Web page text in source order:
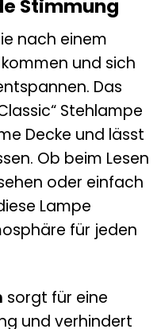
Stimmung
nach einem
und sich
Das
Stehlampe
Decke und lässt
Ob beim Lesen
oder einfach
Lampe
für jeden
sorgt für eine
und verhindert